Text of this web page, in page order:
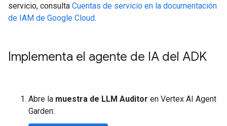
servicio, consulta Cuentas de servicio en la documentación
de IAM de Google Cloud.
Implementa el agente de IA del ADK
Abre la muestra de LLM Auditor en Vertex AI Agent
Garden: